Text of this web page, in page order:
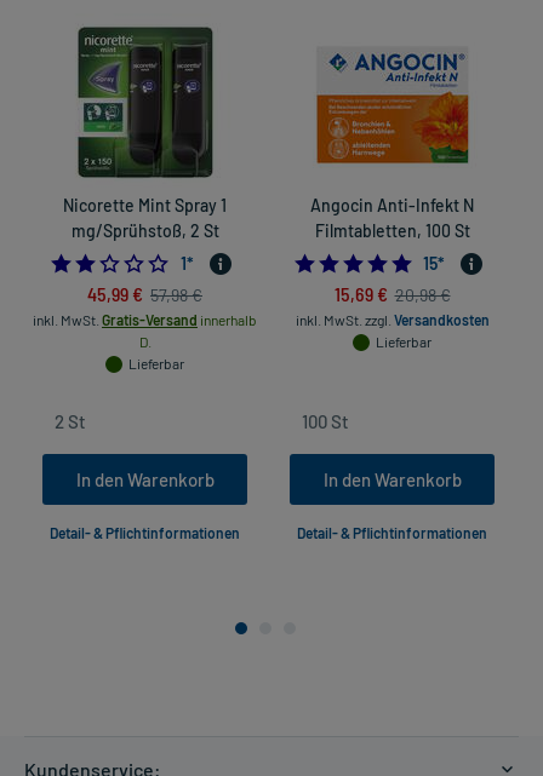
Nicorette Mint Spray 1
mg/Sprühstoß, 2 St
2.0
1*
45,99 € 57,98 €
inkl. MwSt. Gratis-Versand innerhalb
D.
Lieferbar
In den Warenkorb
Detail- & Pflichtinformationen
Angocin Anti-Infekt N
Filmtabletten, 100 St
5.0
15*
15,69 € 20,98 €
inkl. MwSt. zzgl. Versandkosten
Lieferbar
In den Warenkorb
Detail- & Pflichtinformationen
Kundenservice: